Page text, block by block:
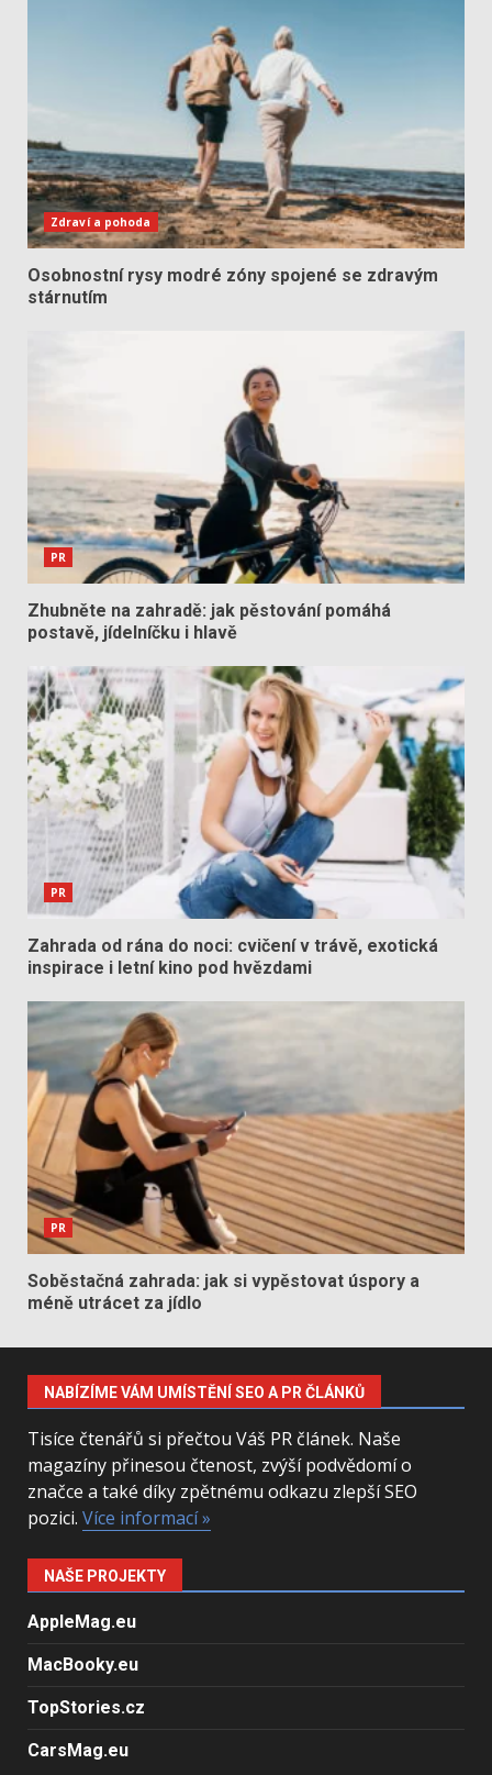
Zdraví a pohoda
Osobnostní rysy modré zóny spojené se zdravým
stárnutím
PR
Zhubněte na zahradě: jak pěstování pomáhá
postavě, jídelníčku i hlavě
PR
Zahrada od rána do noci: cvičení v trávě, exotická
inspirace i letní kino pod hvězdami
PR
Soběstačná zahrada: jak si vypěstovat úspory a
méně utrácet za jídlo
NABÍZÍME VÁM UMÍSTĚNÍ SEO A PR ČLÁNKŮ
Tisíce čtenářů si přečtou Váš PR článek. Naše
magazíny přinesou čtenost, zvýší podvědomí o
značce a také díky zpětnému odkazu zlepší SEO
pozici. Více informací »
NAŠE PROJEKTY
AppleMag.eu
MacBooky.eu
TopStories.cz
CarsMag.eu